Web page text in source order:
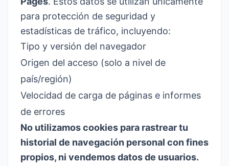
para protección de seguridad y
estadísticas de tráfico, incluyendo:
Tipo y versión del navegador
Origen del acceso (solo a nivel de
país/región)
Velocidad de carga de páginas e informes
de errores
No utilizamos cookies para rastrear tu
historial de navegación personal con fines
propios, ni vendemos datos de usuarios.